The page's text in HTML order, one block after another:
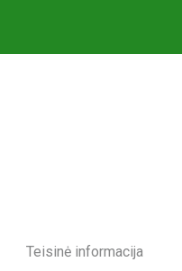
Teisinė informacija